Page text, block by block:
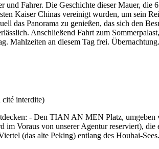
Fahrer. Die Geschichte dieser Mauer,
Kaiser Chinas vereinigt wurden, um sein
das Panorama zu genießen, das sich den
Anschließend Fahrt zum
Mahlzeiten an diesem Tag frei. Übernachtung.
- Den TIAN AN MEN Platz,
von unserer Agentur reserviert), die
(das alte Peking) entlang des Houhai-